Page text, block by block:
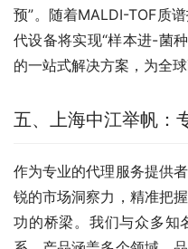
预”。随着MALDI-TOF质
代设备将实现“样本进-菌
的一站式解决方案，为全
五、上海中江举帆：
作为专业的代理服务提供
锐的市场洞察力，精准把
功的桥梁。我们与众多知